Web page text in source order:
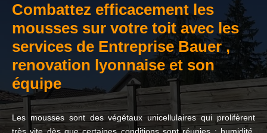
Combattez efficacement les
mousses sur votre toit avec les
services de Entreprise Bauer ,
renovation lyonnaise et son
équipe
Les mousses sont des végétaux unicellulaires qui prolifèrent